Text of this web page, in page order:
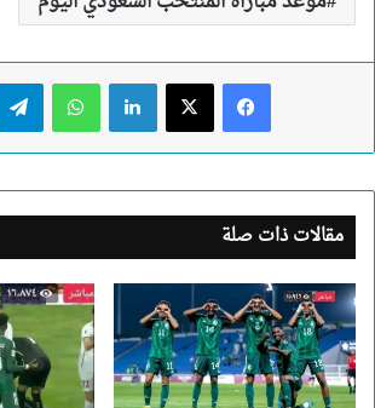
لينكدإن واتساب
مقالات ذات صلة